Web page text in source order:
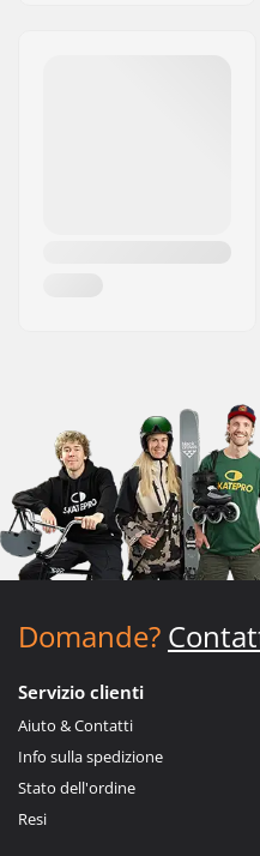
Domande?
Servizio clienti
Aiuto & Contatti
Info sulla spedizione
Stato dell'ordine
Resi